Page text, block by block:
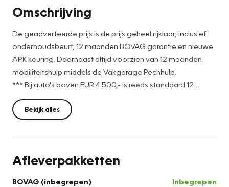
Omschrijving
De geadverteerde prijs is de prijs geheel rijklaar, inclusief
onderhoudsbeurt, 12 maanden BOVAG garantie en nieuwe
APK keuring. Daarnaast altijd voorzien van 12 maanden
mobiliteitshulp middels de Vakgarage Pechhulp.
*** Bij auto's boven EUR 4.500,- is reeds standaard 12
maanden BOVAG garantie inbegrepen. ***
Bekijk alles
Afleverpakketten
BOVAG (inbegrepen)
Inbegrepen